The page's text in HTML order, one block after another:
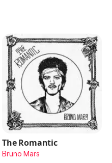
The Romantic
Bruno Mars